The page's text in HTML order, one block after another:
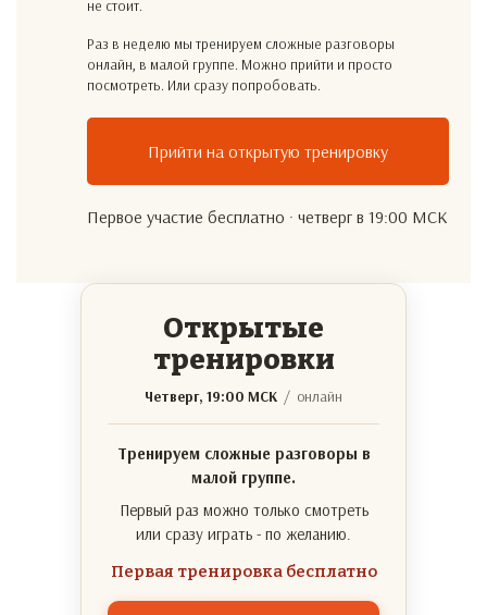
не стоит.
Раз в неделю мы тренируем сложные разговоры
онлайн, в малой группе. Можно прийти и просто
посмотреть. Или сразу попробовать.
Прийти на открытую тренировку
Первое участие бесплатно · четверг в 19:00 МСК
Открытые
тренировки
Четверг, 19:00 МСК / онлайн
Тренируем сложные разговоры в
малой группе.
Первый раз можно только смотреть
или сразу играть - по желанию.
Первая тренировка бесплатно